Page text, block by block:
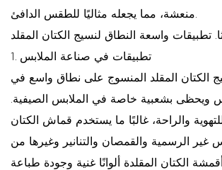
منعشة، مما يجعله مثاليًا للطقس الدافئ.
تطبيقات واسعة النطاق لنسيج الكتان المقلد
1. تطبيقات في صناعة الملابس
الكتان المقلد المنسوج على نطاق واسع في
ويحظى بشعبية خاصة في الملابس الصيفية.
للتهوية والراحة، غالبًا ما يستخدم قماش الكتان
غير الرسمية والقمصان والتنانير وغيرها من
الكتان المقلدة ألوانًا غنية وجودة طباعة